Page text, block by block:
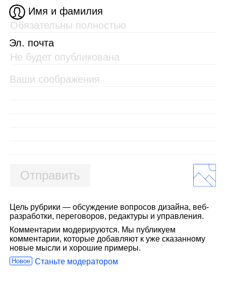
Имя и фамилия
Эл. почта
Отправить
Цель рубрики — обсуждение вопросов дизайна, веб-
разработки, переговоров, редактуры и управления.
Комментарии модерируются. Мы публикуем
комментарии, которые добавляют к уже сказанному
новые мысли и хорошие примеры.
Новое Станьте модератором